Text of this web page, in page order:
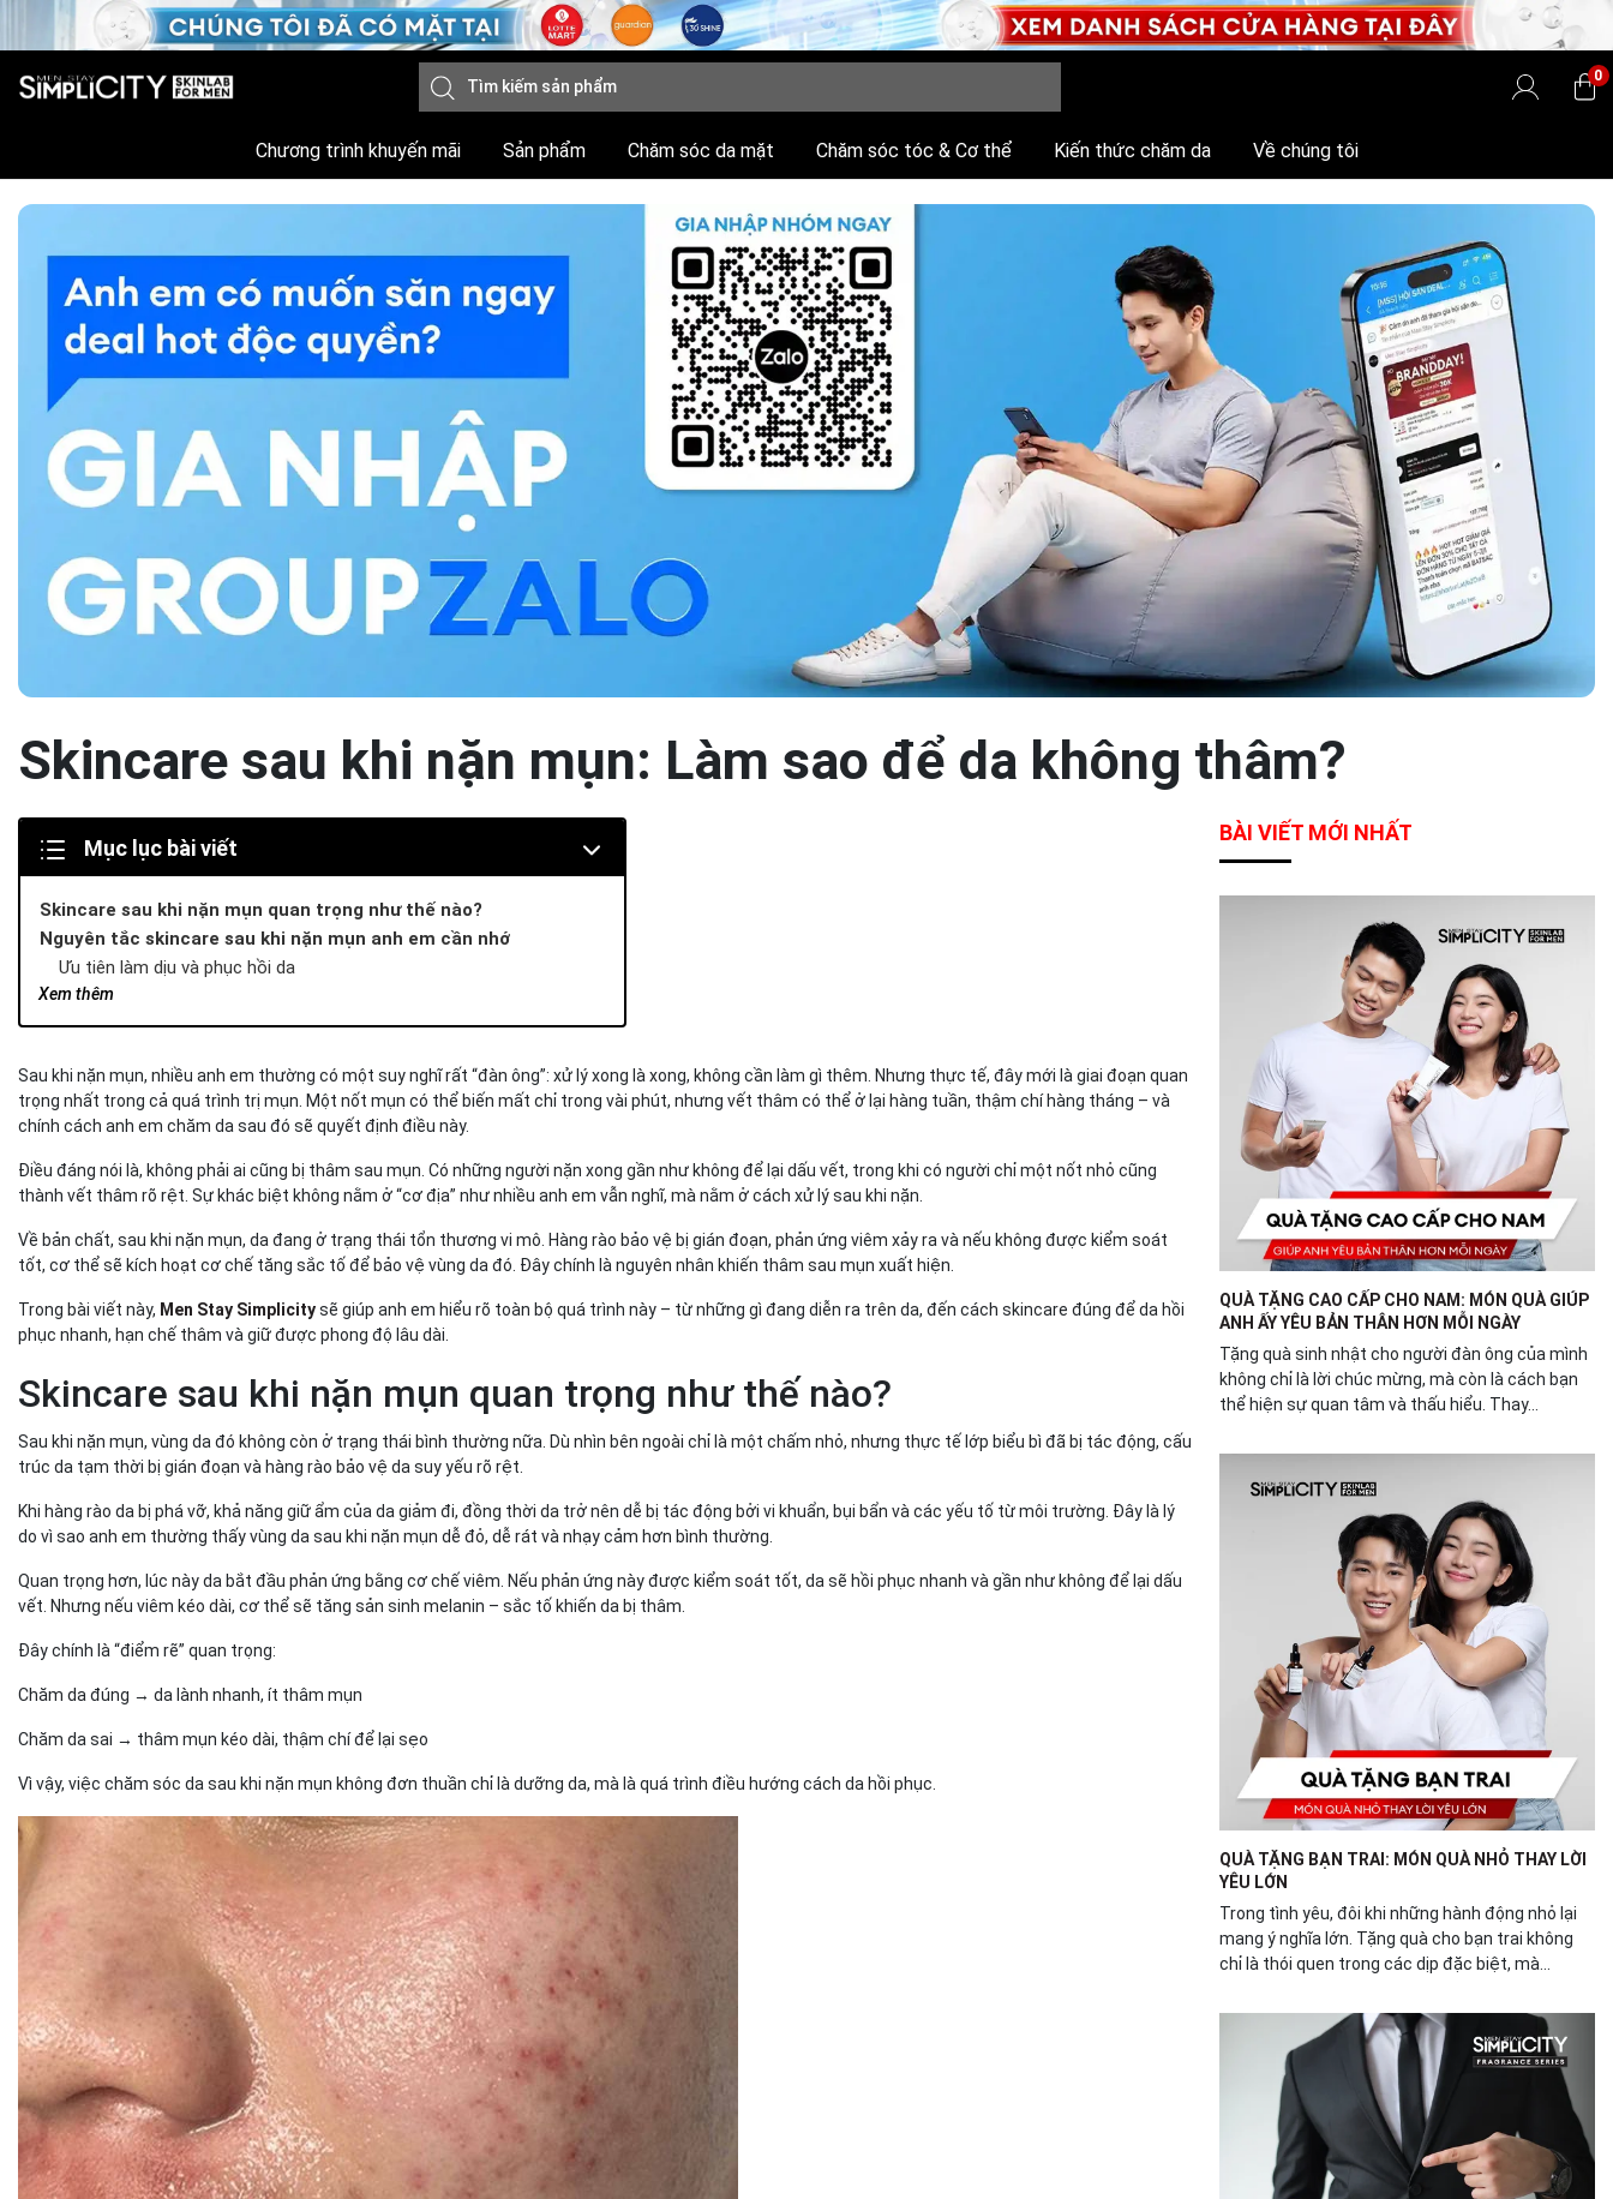
0
Chương trình khuyến mãi Sản phẩm Chăm sóc da mặt Chăm sóc tóc & Cơ thể Kiến thức chăm da Về chúng tôi
Skincare sau khi nặn mụn: Làm sao để da không thâm?
Mục lục bài viết
Xem thêm
Skincare sau khi nặn mụn quan trọng như thế nào?
Nguyên tắc skincare sau khi nặn mụn anh em cần nhớ
Ưu tiên làm dịu và phục hồi da
Giữ da đủ ẩm để phục hồi nhanh hơn
Hạn chế tác động lên vùng da vừa nặn
Làm sạch da nhẹ nhàng
Sử dụng sản phẩm phục hồi da
Giải pháp phục hồi da sau mụn từ Men Stay Simplicity
Vì sao da sau mụn cần tập trung phục hồi?
Kem dưỡng ẩm B5 & Bioactive Derma Pro
Kết luận – Skincare đúng giúp da sau mụn hồi phục nhanh
Sau khi nặn mụn, nhiều anh em thường có một suy nghĩ rất “đàn ông”: xử lý xong là xong, không cần làm gì thêm. Nhưng thực tế, đây mới là giai đoạn quan
trọng nhất trong cả quá trình trị mụn. Một nốt mụn có thể biến mất chỉ trong vài phút, nhưng vết thâm có thể ở lại hàng tuần, thậm chí hàng tháng – và
chính cách anh em chăm da sau đó sẽ quyết định điều này.
Điều đáng nói là, không phải ai cũng bị thâm sau mụn. Có những người nặn xong gần như không để lại dấu vết, trong khi có người chỉ một nốt nhỏ cũng
thành vết thâm rõ rệt. Sự khác biệt không nằm ở “cơ địa” như nhiều anh em vẫn nghĩ, mà nằm ở cách xử lý sau khi nặn.
Về bản chất, sau khi nặn mụn, da đang ở trạng thái tổn thương vi mô. Hàng rào bảo vệ bị gián đoạn, phản ứng viêm xảy ra và nếu không được kiểm soát
tốt, cơ thể sẽ kích hoạt cơ chế tăng sắc tố để bảo vệ vùng da đó. Đây chính là nguyên nhân khiến thâm sau mụn xuất hiện.
Trong bài viết này, Men Stay Simplicitysẽ giúp anh em hiểu rõ toàn bộ quá trình này – từ những gì đang diễn ra trên da, đến cách skincare đúng để da hồi
phục nhanh, hạn chế thâm và giữ được phong độ lâu dài.
Skincare sau khi nặn mụn quan trọng như thế nào?
Sau khi nặn mụn, vùng da đó không còn ở trạng thái bình thường nữa. Dù nhìn bên ngoài chỉ là một chấm nhỏ, nhưng thực tế lớp biểu bì đã bị tác động, cấu
trúc da tạm thời bị gián đoạn và hàng rào bảo vệ da suy yếu rõ rệt.
Khi hàng rào da bị phá vỡ, khả năng giữ ẩm của da giảm đi, đồng thời da trở nên dễ bị tác động bởi vi khuẩn, bụi bẩn và các yếu tố từ môi trường. Đây là lý
do vì sao anh em thường thấy vùng da sau khi nặn mụn dễ đỏ, dễ rát và nhạy cảm hơn bình thường.
Quan trọng hơn, lúc này da bắt đầu phản ứng bằng cơ chế viêm. Nếu phản ứng này được kiểm soát tốt, da sẽ hồi phục nhanh và gần như không để lại dấu
vết. Nhưng nếu viêm kéo dài, cơ thể sẽ tăng sản sinh melanin – sắc tố khiến da bị thâm.
Đây chính là “điểm rẽ” quan trọng:
Chăm da đúng → da lành nhanh, ít thâm mụn
Chăm da sai → thâm mụn kéo dài, thậm chí để lại sẹo
Vì vậy, việc chăm sóc da sau khi nặn mụn không đơn thuần chỉ là dưỡng da, mà là quá trình điều hướng cách da hồi phục.
BÀI VIẾT MỚI NHẤT
QUÀ TẶNG CAO CẤP CHO NAM: MÓN QUÀ GIÚP
ANH ẤY YÊU BẢN THÂN HƠN MỖI NGÀY
Tặng quà sinh nhật cho người đàn ông của mình
không chỉ là lời chúc mừng, mà còn là cách bạn
thể hiện sự quan tâm và thấu hiểu. Thay...
QUÀ TẶNG BẠN TRAI: MÓN QUÀ NHỎ THAY LỜI
YÊU LỚN
Trong tình yêu, đôi khi những hành động nhỏ lại
mang ý nghĩa lớn. Tặng quà cho bạn trai không
chỉ là thói quen trong các dịp đặc biệt, mà...